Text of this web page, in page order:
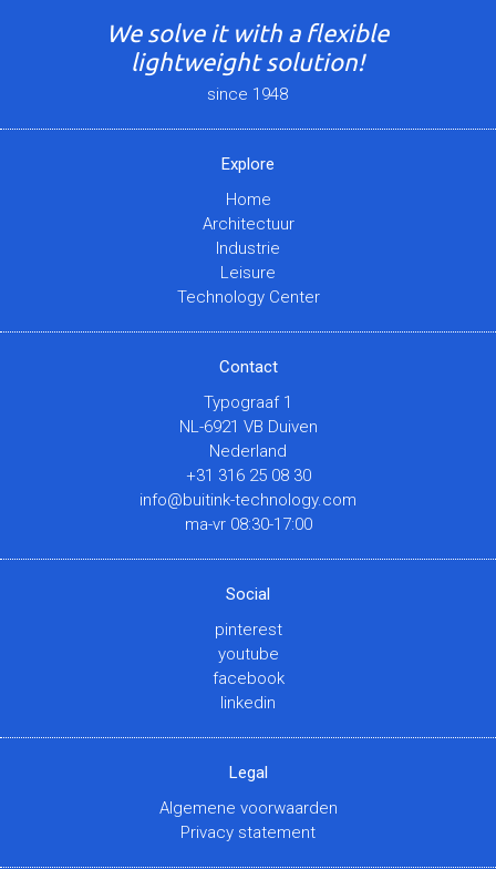
We solve it with a flexible
lightweight solution!
since 1948
Explore
Home
Architectuur
Industrie
Leisure
Technology Center
Contact
Typograaf 1
NL-6921 VB Duiven
Nederland
+31 316 25 08 30
info@buitink-technology.com
ma-vr 08:30-17:00
Social
pinterest
youtube
facebook
linkedin
Legal
Algemene voorwaarden
Privacy statement